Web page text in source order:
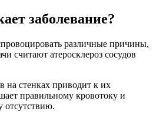
заболевание?
различные причины,
считают атеросклероз сосудов
на стенках приводит к их
правильному кровотоку и
отсутствию.